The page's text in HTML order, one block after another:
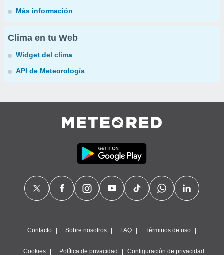
Más información
Clima en tu Web
Widget del clima
API de Meteorología
Contacto Sobre nosotros FAQ Términos de uso
Cookies Política de privacidad Configuración de privacidad